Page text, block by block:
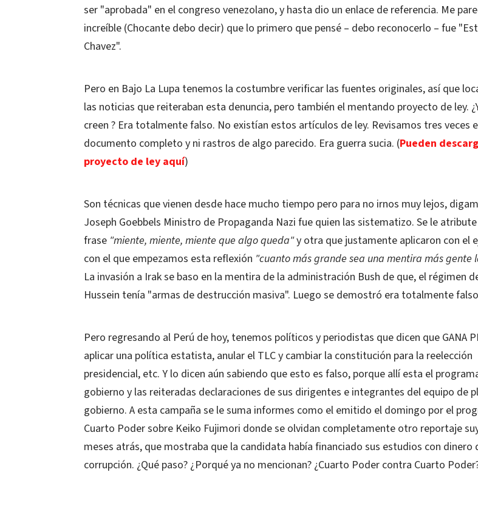
ser "aprobada" en el congreso venezolano, y hasta dio un enlace de referencia. Me
increíble (Chocante debo decir) que lo primero que pensé – debo reconocerlo – fue
Chavez".
Pero en Bajo La Lupa tenemos la costumbre verificar las fuentes originales, así que
las noticias que reiteraban esta denuncia, pero también el mentando proyecto de ley.
creen ? Era totalmente falso. No existían estos artículos de ley. Revisamos tres veces
documento completo y ni rastros de algo parecido. Era guerra sucia. (Pueden
proyecto de ley aquí)
Son técnicas que vienen desde hace mucho tiempo pero para no irnos muy lejos,
Joseph Goebbels Ministro de Propaganda Nazi fue quien las sistematizo. Se le
frase "miente, miente, miente que algo queda"y otra que justamente aplicaron con el
con el que empezamos esta reflexión "cuanto más grande sea una mentira más gente
La invasión a Irak se baso en la mentira de la administración Bush de que, el régimen
Hussein tenía "armas de destrucción masiva". Luego se demostró era totalmente
Pero regresando al Perú de hoy, tenemos políticos y periodistas que dicen que GANA
aplicar una política estatista, anular el TLC y cambiar la constitución para la reelección
presidencial, etc. Y lo dicen aún sabiendo que esto es falso, porque allí esta el
gobierno y las reiteradas declaraciones de sus dirigentes e integrantes del equipo de
gobierno. A esta campaña se le suma informes como el emitido el domingo por el
Cuarto Poder sobre Keiko Fujimori donde se olvidan completamente otro reportaje
meses atrás, que mostraba que la candidata había financiado sus estudios con dinero
corrupción. ¿Qué paso? ¿Porqué ya no mencionan? ¿Cuarto Poder contra Cuarto